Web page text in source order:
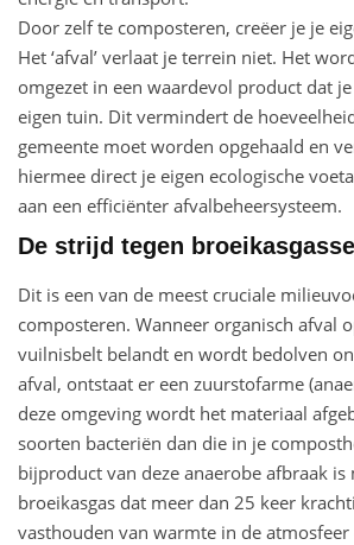
Door zelf te composteren, creëer je je
Het ‘afval’ verlaat je terrein niet. Het
omgezet in een waardevol product dat
eigen tuin. Dit vermindert de
gemeente moet worden opgehaald en
hiermee direct je eigen ecologische
aan een efficiënter afvalbeheersysteem.
De strijd tegen
Dit is een van de meest cruciale
composteren. Wanneer organisch afval
vuilnisbelt belandt en wordt bedolven
afval, ontstaat er een zuurstofarme
deze omgeving wordt het materiaal
soorten bacteriën dan die in je
bijproduct van deze anaerobe afbraak is
broeikasgas dat meer dan 25 keer
vasthouden van warmte in de